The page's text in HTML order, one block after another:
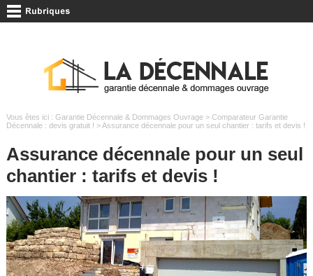
Vous êtes ici : Garantie Décennale & Dommages Ouvrage> Comparateur Garantie
Décennale : devis gratuit ! > Assurance décennale pour un seul chantier : tarifs et devis !
Assurance décennale pour un seul
chantier : tarifs et devis !